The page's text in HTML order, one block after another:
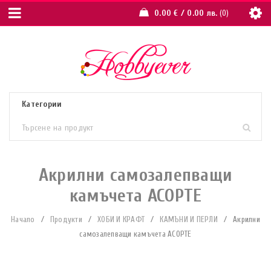
0.00€ / 0.00 лв. 0
Акрилни самозалепващи
камъчета АСОРТЕ
Начало / Продукти / ХОБИ И КРАФТ / КАМЪНИ И ПЕРЛИ /
Акрилни
самозалепващи камъчета АСОРТЕ